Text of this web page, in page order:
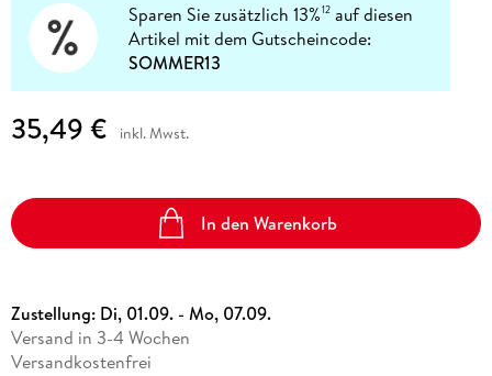
Sparen Sie zusätzlich 13%12 auf diesen
Artikel mit dem Gutscheincode:
SOMMER13
35,49 € inkl. Mwst.
In den Warenkorb
Zustellung: Di, 01.09. - Mo, 07.09.
Versand in 3-4 Wochen
Versandkostenfrei